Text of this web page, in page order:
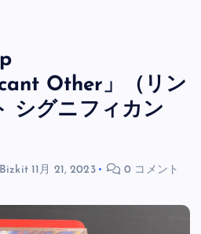
Other」（リン
シグニフィカン
11月 21, 2023 0 コメント